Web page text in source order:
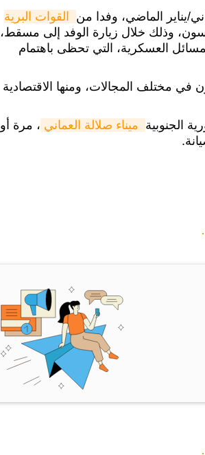
يناير الماضي، وفدا من
سون، وذلك خلال زيارة الوفد إلى مسقط،
العسكرية، التي تحظى باهتمام
في مختلف المجالات، ومنها الاقتصادية
الجنوبية ميناء صلالة العماني ، مرة أو